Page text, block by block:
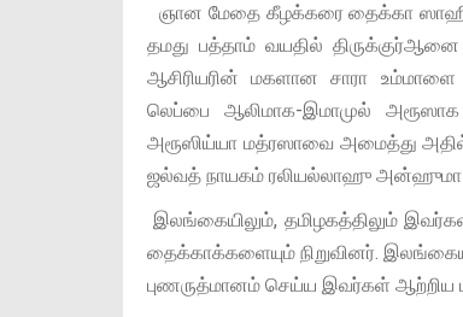
ஞான மேதை கீழக்கரை தைக்கா
தமது பத்தாம் வயதில்
ஆசிரியரின் மகளான சாரா
லெப்பை ஆலிமாக-இமாமுல் அரூஸாக
அரூஸிய்யா மத்ரஸாவை அமைத்து
ஜல்வத் நாயகம் ரலியல்லாஹு அன்ஹுமா
இலங்கையிலும், தமிழகத்திலும்
தைக்காக்களையும் நிறுவினர்.
புணருத்மானம் செய்ய இவர்கள் ஆற்றிய